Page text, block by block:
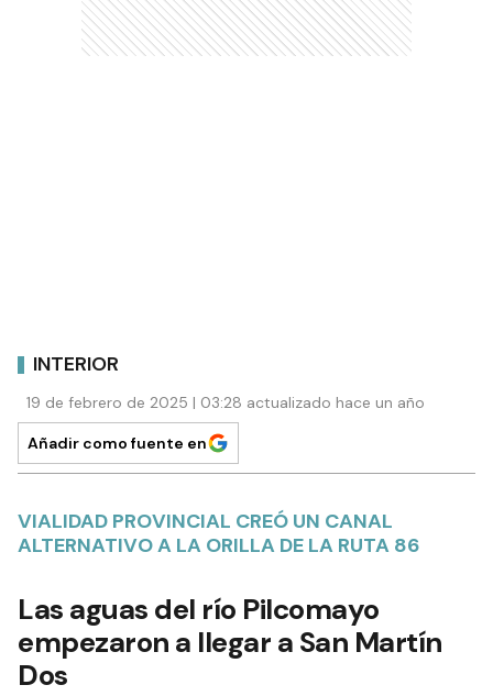
INTERIOR
19 de febrero de 2025 | 03:28 actualizado hace un año
Añadir como fuente en
VIALIDAD PROVINCIAL CREÓ UN CANAL
ALTERNATIVO A LA ORILLA DE LA RUTA 86
Las aguas del río Pilcomayo
empezaron a llegar a San Martín
Dos